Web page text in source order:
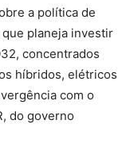
a política de
planeja investir
concentrados
híbridos, elétricos
com o
do governo